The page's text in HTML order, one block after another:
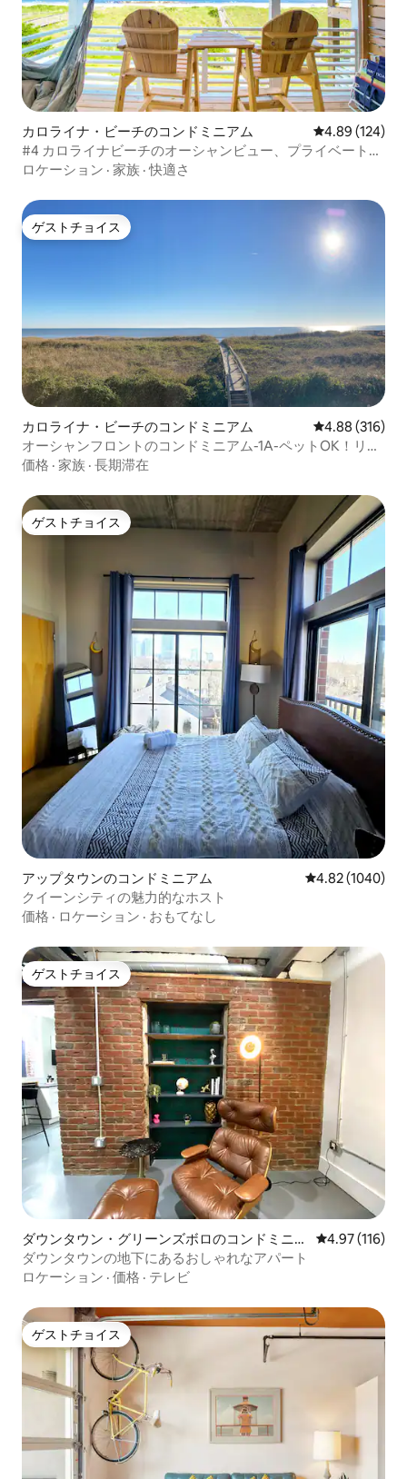
カロライナ・ビーチのコンドミニアム レビュー124
4.89 (124)
#4 カロライナビーチのオーシャンビュー、プライベートビ
ーチアクセス
ロケーション · 家族 ·快適さ
ゲストチョイス
ゲストチョイス
カロライナ・ビーチのコンドミニアム レビュー316
4.88 (316)
オーシャンフロントのコンドミニアム-1A-ペットOK！リネ
ン提供！
価格 · 家族 · 長期滞在
ゲストチョイス
ゲストチョイス
アップタウンのコンドミニアム レビュー1040
4.82 (1040)
クイーンシティの魅力的なホスト
価格 · ロケーション · おもてなし
ゲストチョイス
ゲストチョイス
ダウンタウン・グリーンズボロのコンドミニア
ム
レビュー116
4.97 (116)
ダウンタウンの地下にあるおしゃれなアパート
ロケーション · 価格 · テレビ
ゲストチョイス
ゲストチョイス